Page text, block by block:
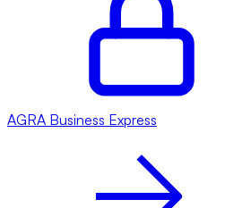
AGRA Business Express